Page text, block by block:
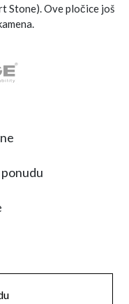
Stone). Ove pločice još